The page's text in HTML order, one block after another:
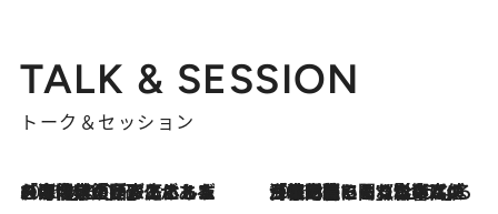
TALK & SESSION
トーク＆セッション
2026.8.3
「今後値上げがあるとすれば…」「リスクがあるのは今年の冬」エネルギー専門家が語る、ホルムズ海峡封鎖が家庭にもたらす“ある心配” 2026.8.3
「住宅建てられない…」「サーチャージ料の高値が続いている」ホルムズ海峡封鎖による影響はいつまで続く？《エネルギー専門家に聞く“どうなる日本の暮らし”》